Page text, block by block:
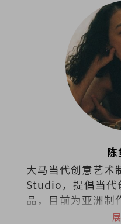
陈
大马当代创意艺术
Studio，提倡当代
品，目前为亚洲制
员。2019年获澳